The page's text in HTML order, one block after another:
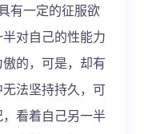
有一定的征服欲
对自己的性能力
的，可是，却有
法坚持持久，可
看着自己另一半